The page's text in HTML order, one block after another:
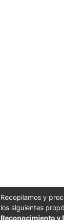
Recopilamos y
los siguientes
Reconocimiento y